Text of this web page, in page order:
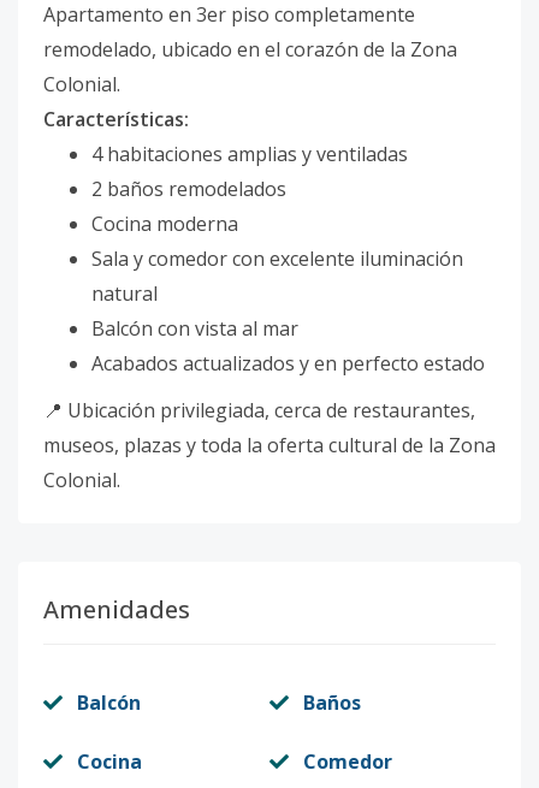
Apartamento en 3er piso completamente
remodelado, ubicado en el corazón de la Zona
Colonial.
Características:
4 habitaciones amplias y ventiladas
2 baños remodelados
Cocina moderna
Sala y comedor con excelente iluminación
natural
Balcón con vista al mar
Acabados actualizados y en perfecto estado
📍 Ubicación privilegiada, cerca de restaurantes,
museos, plazas y toda la oferta cultural de la Zona
Colonial.
Amenidades
Balcón Baños
Cocina Comedor